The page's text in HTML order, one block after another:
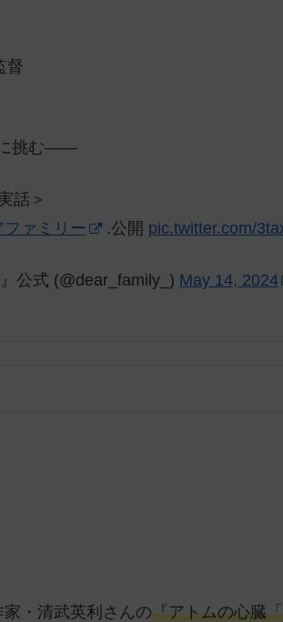
督
に挑む――
話＞
ファミリー .公開 pic.twitter.com/
公式 (@dear_family_) May 14, 2024
・清武英利さんの『アトムの心臓